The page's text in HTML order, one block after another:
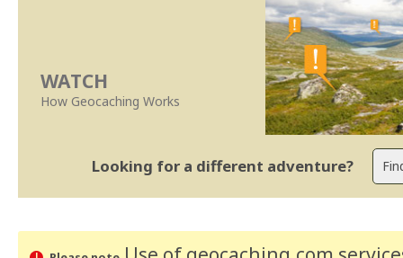
WATCH
How Geocaching Works
Looking for a different adventure?